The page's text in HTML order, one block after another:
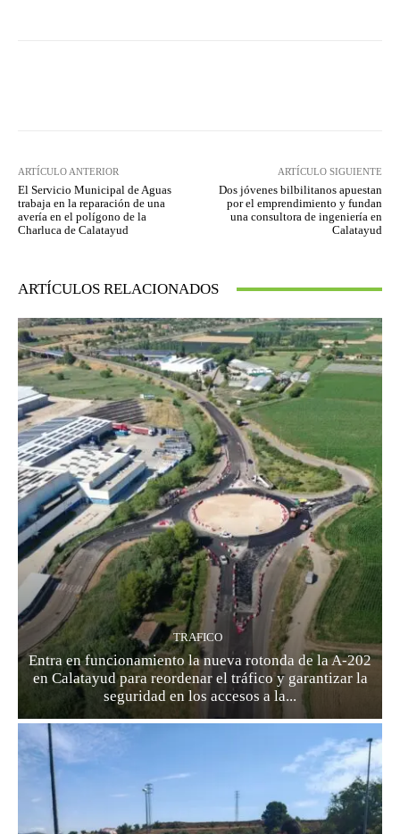
ARTÍCULO ANTERIOR
El Servicio Municipal de Aguas
trabaja en la reparación de una
avería en el polígono de la
Charluca de Calatayud
ARTÍCULO SIGUIENTE
Dos jóvenes bilbilitanos apuestan
por el emprendimiento y fundan
una consultora de ingeniería en
Calatayud
ARTÍCULOS RELACIONADOS
TRAFICO
Entra en funcionamiento la nueva rotonda de la A-202
en Calatayud para reordenar el tráfico y garantizar la
seguridad en los accesos a la...